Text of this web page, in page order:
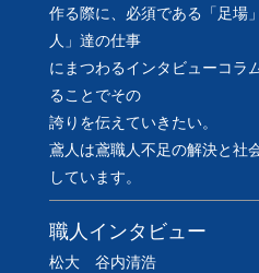
作る際に、必須である「足場
人」達の仕事
にまつわるインタビューコラ
ることでその
誇りを伝えていきたい。
鳶人は鳶職人不足の解決と社
しています。
職人インタビュー
松大 谷内清浩